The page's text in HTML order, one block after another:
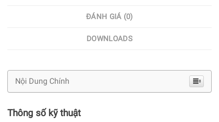
ĐÁNH GIÁ (0)
DOWNLOADS
Nội Dung Chính
Thông số kỹ thuật